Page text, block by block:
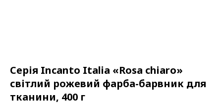
Серія Incanto Italia «Rosa chiaro»
світлий рожевий фарба-барвник для
тканини, 400 г